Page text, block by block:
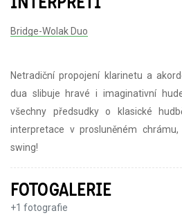
Bridge-Wolak Duo
Netradiční propojení klarinetu a
dua slibuje hravé i imaginativní
všechny předsudky o klasické
interpretace v prosluněném
swing!
FOTOGALERIE
+1 fotografie